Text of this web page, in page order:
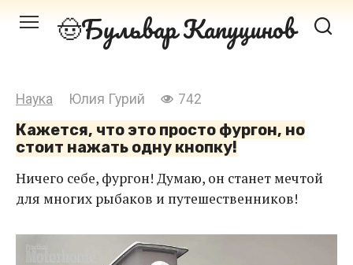
Перейти Бульвар Капуцинов
Наука Юлия Гурий 742
Кажется, что это просто фургон, но
стоит нажать одну кнопку!
Ничего себе, фургон! Думаю, он станет мечтой
для многих рыбаков и путешественников!